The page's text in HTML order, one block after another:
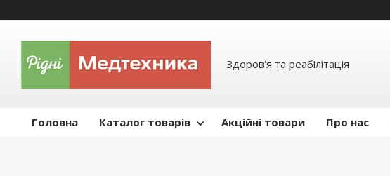
Здоров'я та реабілітація
Головна Каталог товарів Акційні товари Про нас